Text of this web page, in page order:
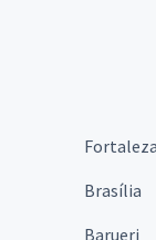
Fortaleza
Brasília
Barueri